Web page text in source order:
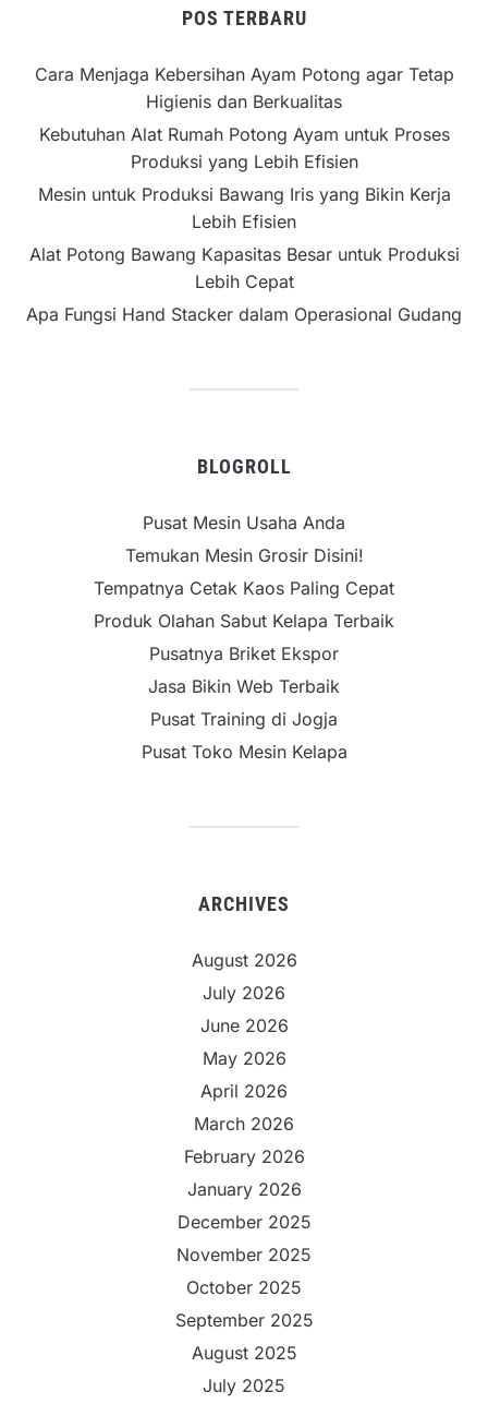
POS TERBARU
Cara Menjaga Kebersihan Ayam Potong agar Tetap
Higienis dan Berkualitas
Kebutuhan Alat Rumah Potong Ayam untuk Proses
Produksi yang Lebih Efisien
Mesin untuk Produksi Bawang Iris yang Bikin Kerja
Lebih Efisien
Alat Potong Bawang Kapasitas Besar untuk Produksi
Lebih Cepat
Apa Fungsi Hand Stacker dalam Operasional Gudang
BLOGROLL
Pusat Mesin Usaha Anda
Temukan Mesin Grosir Disini!
Tempatnya Cetak Kaos Paling Cepat
Produk Olahan Sabut Kelapa Terbaik
Pusatnya Briket Ekspor
Jasa Bikin Web Terbaik
Pusat Training di Jogja
Pusat Toko Mesin Kelapa
ARCHIVES
August 2026
July 2026
June 2026
May 2026
April 2026
March 2026
February 2026
January 2026
December 2025
November 2025
October 2025
September 2025
August 2025
July 2025